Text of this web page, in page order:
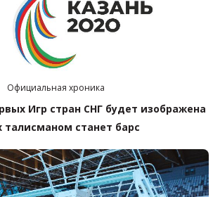
Категория:
Официальная хроника
Игр стран СНГ будет изображена
станет барс